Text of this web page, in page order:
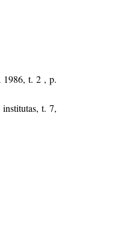
1986, t. 2 , p.
t. 7,